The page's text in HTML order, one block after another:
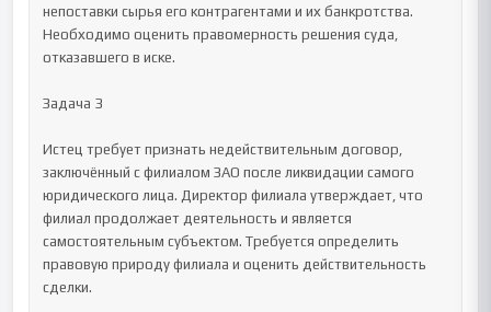
непоставки сырья его контрагентами и их банкротства.
Необходимо оценить правомерность решения суда,
отказавшего в иске.
Задача 3
Истец требует признать недействительным договор,
заключённый с филиалом ЗАО после ликвидации самого
юридического лица. Директор филиала утверждает, что
филиал продолжает деятельность и является
самостоятельным субъектом. Требуется определить
правовую природу филиала и оценить действительность
сделки.